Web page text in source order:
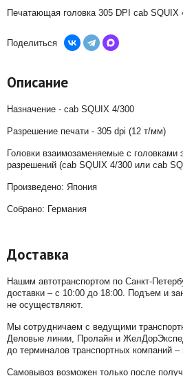
Печатающая головка 305 DPI cab SQUIX
Поделиться
Описание
Назначение - cab SQUIX 4/300
Разрешение печати - 305 dpi (12 т/мм)
Головки взаимозаменяемые с головками
разрешений (cab SQUIX 4/300 или cab
Произведено: Япония
Собрано: Германия
Доставка
Нашим автотранспортом по Санкт-
доставки – с 10:00 до 18:00. Подъем и
не осуществляют.
Мы сотрудничаем с ведущими
Деловые линии, Пролайн и
до терминалов транспортных компаний –
Самовывоз возможен только после